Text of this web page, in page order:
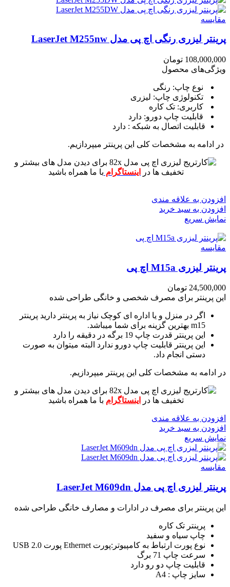
مقايسه
پرینتر لیزری رنگی اچ پی مدل LaserJet M255nw
108,000,000 تومان
ویژگی‌های محصول
نوع چاپ: رنگی
تکنولوژی چاپ: لیزری
کاربری: تک کاره
قابلیت چاپ دورو: دارد
قابلیت اتصال به شبکه : دارد
در ادامه به مشخصات کلی این پرینتر میپردازیم.
برای دیدن مدل های بیشتر و
تخفیف ها در
اینستاگرام با ما همراه باشید
افزودن به علاقه مندی
افزودن به سبد خرید
نمایش سریع
مقايسه
پرینتر لیزری M15a اچ پی
24,500,000 تومان
این پرینتر برای مصرف شخصی و خانگی طراحی شده
اگر در منزل و یا اداره ای کوچک نیاز به پرینتر دارید پرینتر
m15 بهترین گزینه برای شما میباشد.
این پرینتر قدرت چاپ 19 برگه در دقیقه را دارد
این پرینتر قابلیت چاپ دورو ندارد البته میتوان به صورت
دستی انجام داد.
در ادامه به مشخصات کلی این پرینتر میپردازیم.
برای دیدن مدل های بیشتر و
تخفیف ها در
اینستاگرام با ما همراه باشید
افزودن به علاقه مندی
افزودن به سبد خرید
نمایش سریع
مقايسه
پرینتر لیزری اچ پی مدل LaserJet M609dn
این پرینتر برای مصرف در ادارات و مصارف خانگی طراحی شده
پرینتر تک کاره
چاپ سیاه و سفید
نوع پورت ارتباط به کامپیوتر:پورت Ethernet پورت USB 2.0
سرعت چاپ 71 برگ
قابلیت چاپ دو رو دارد
سایز چاپ : A4